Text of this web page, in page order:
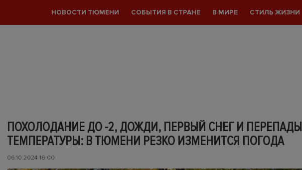
НОВОСТИ ТЮМЕНИ СОБЫТИЯ В СТРАНЕ В МИРЕ СТИЛЬ ЖИЗНИ
ПОХОЛОДАНИЕ ДО -2, ДОЖДИ, ПЕРВЫЙ СНЕГ И ПЕРЕПАДЫ
ТЕМПЕРАТУРЫ: В ТЮМЕНИ РЕЗКО ИЗМЕНИТСЯ ПОГОДА
06.10.2024 16:00